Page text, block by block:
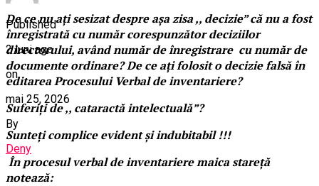
De ce nu ați sesizat despre așa zisa ,, decizie” că nu a fost
înregistrată cu număr corespunzător deciziilor
directorului, având număr de înregistrare cu număr de
documente ordinare? De ce ați folosit o decizie falsă în
editarea Procesului Verbal de inventariere?
Suferiți de ,, cataractă intelectuală”?
Sunteți complice evident și indubitabil !!!
În procesul verbal de inventariere maica stareță
notează:
Published
2 luni ago
on
mai 25, 2026
By
Deny